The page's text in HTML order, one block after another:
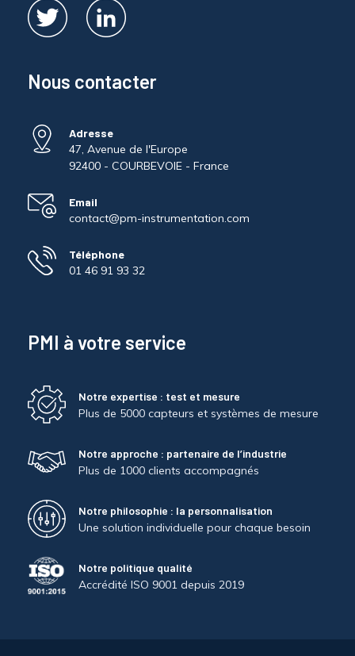
Nous contacter
Adresse
47, Avenue de l'Europe
92400 - COURBEVOIE - France
Email
contact@pm-instrumentation.com
Téléphone
01 46 91 93 32
PMI à votre service
Notre expertise : test et mesure
Plus de 5000 capteurs et systèmes de mesure
Notre approche : partenaire de l’industrie
Plus de 1000 clients accompagnés
Notre philosophie : la personnalisation
Une solution individuelle pour chaque besoin
Notre politique qualité
Accrédité ISO 9001 depuis 2019